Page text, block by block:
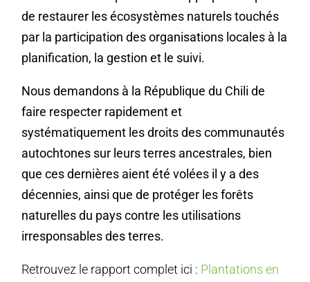
de restaurer les écosystèmes naturels touchés
par la participation des organisations locales à la
planification, la gestion et le suivi.
Nous demandons à la République du Chili de
faire respecter rapidement et
systématiquement les droits des communautés
autochtones sur leurs terres ancestrales, bien
que ces dernières aient été volées il y a des
décennies, ainsi que de protéger les forêts
naturelles du pays contre les utilisations
irresponsables des terres.
Retrouvez le rapport complet ici : Plantations en